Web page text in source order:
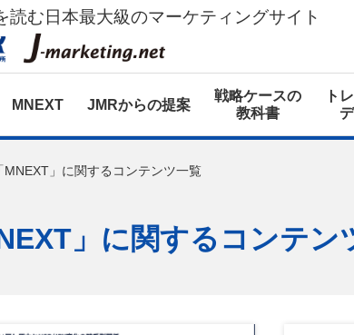
読む日本最大級のマーケティングサイト
MNEXT JMRからの提案
戦略ケースの
教科書
ト
「MNEXT」に関するコンテンツ一覧
」に関するコンテン